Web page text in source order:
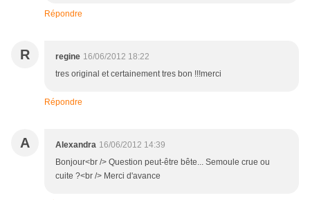
Répondre
R regine 16/06/2012 18:22
tres original et certainement tres bon !!!merci
Répondre
A Alexandra 16/06/2012 14:39
Bonjour<br /> Question peut-être bête... Semoule crue ou
cuite ?<br /> Merci d'avance